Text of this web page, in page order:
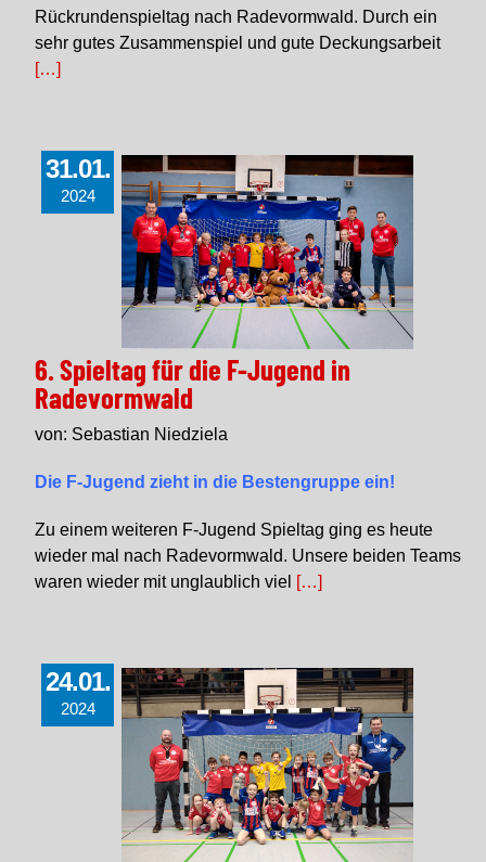
Rückrundenspieltag nach Radevormwald. Durch ein
sehr gutes Zusammenspiel und gute Deckungsarbeit
[…]
31.01.
2024
6. Spieltag für die F-Jugend in
Radevormwald
von: Sebastian Niedziela
Die F-Jugend zieht in die Bestengruppe ein!
Zu einem weiteren F-Jugend Spieltag ging es heute
wieder mal nach Radevormwald. Unsere beiden Teams
waren wieder mit unglaublich viel […]
24.01.
2024